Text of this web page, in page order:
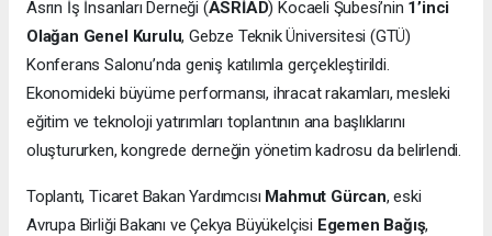
Asrın İş İnsanları Derneği (ASRİAD) Kocaeli Şubesi’nin 1’inci
Olağan Genel Kurulu, Gebze Teknik Üniversitesi (GTÜ)
Konferans Salonu’nda geniş katılımla gerçekleştirildi.
Ekonomideki büyüme performansı, ihracat rakamları, mesleki
eğitim ve teknoloji yatırımları toplantının ana başlıklarını
oluştururken, kongrede derneğin yönetim kadrosu da belirlendi.
Toplantı, Ticaret Bakan Yardımcısı Mahmut Gürcan, eski
Avrupa Birliği Bakanı ve Çekya Büyükelçisi Egemen Bağış,